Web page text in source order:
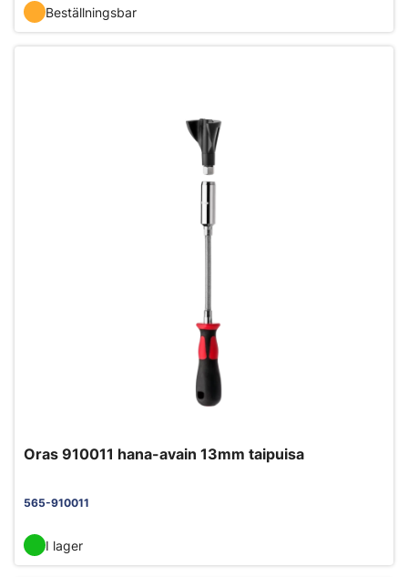
Beställningsbar
Oras 910011 hana-avain 13mm taipuisa
565-910011
I lager